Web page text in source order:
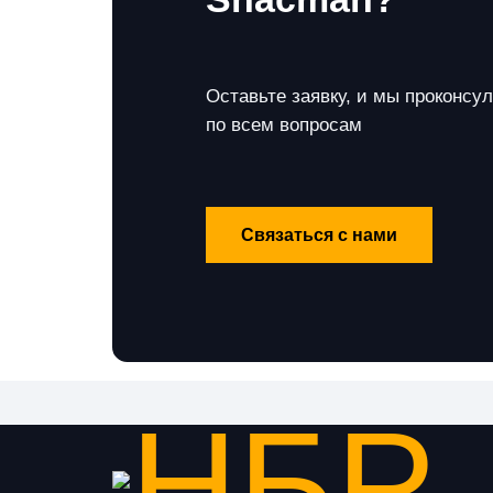
Оставьте заявку, и мы
по всем вопросам
Связаться с нами